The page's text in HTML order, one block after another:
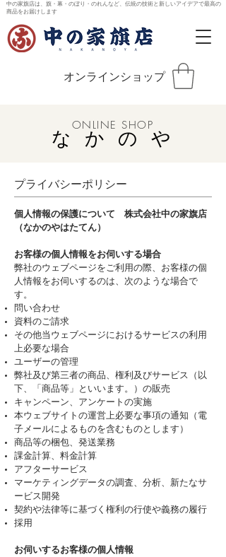
中の家旗店は、旗・幕・のぼり・のれんなど、伝統の技術と新しいアイデアで最高の
商品をお届けします
オンラインショップ
なかのや
ONLINE SHOP
プライバシーポリシー
個人情報の保護について 株式会社中の家旗店
（なかのやはたてん）
お客様の個人情報をお伺いする場合
弊社のウェブページをご利用の際、お客様の個
人情報をお伺いするのは、次のような場合で
す。
問い合わせ
資料のご請求
その他当ウェブページにおけるサービスの利用
上必要な場合
ユーザーの管理
弊社及び第三者の商品、権利及びサービス（以
下、「商品等」といいます。）の販売
キャンペーン、アンケートの実施
本ウェブサイトの運営上必要な事項の通知（電
子メールによるものを含むものとします）
商品等の梱包、発送業務
課金計算、料金計算
アフターサービス
マーケティングデータの調査、分析、新たなサ
ービス開発
契約や法律等に基づく権利の行使や義務の履行
採用
お伺いするお客様の個人情報